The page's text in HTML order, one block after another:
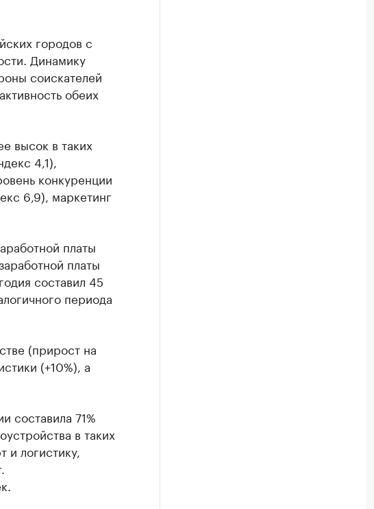
городов с
Динамику
соискателей
обеих
высок в таких
4,1),
конкуренции
6,9), маркетинг
платы
платы
составил 45
периода
(прирост на
(+10%), а
составила 71%
в таких
и логистику,